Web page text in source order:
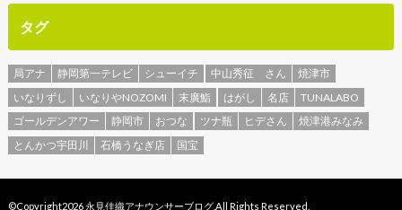
タグ
局アナ 静岡第一テレビ シューイチ 中山秀征 さん
焼津市
いなりずし
いなりやNOZOMI 末廣鮨 はがし 名店
TUNALABO
ゴールデンアワー
静岡市 おつな ツナ瓶 ヒデさん
焼津港みなみ
とんかつ宇田川
石橋うなぎ店 国宝
©Copyright2026永見佳織アナウンサーブログ.All Rights Reserved.